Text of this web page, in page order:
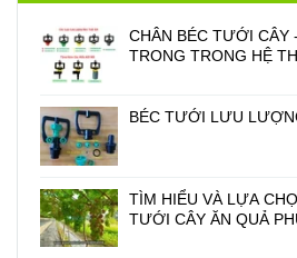
CHÂN BÉC TƯỚI CÂY
TRONG TRONG HỆ
BÉC TƯỚI LƯU
TÌM HIỂU VÀ LỰA
TƯỚI CÂY ĂN QUẢ